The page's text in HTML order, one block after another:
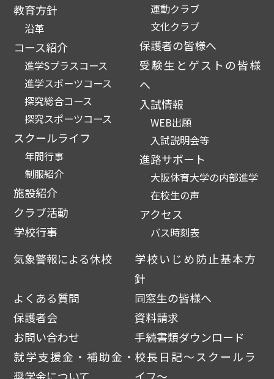
教育方針
沿革
コース紹介
進学Sプラスコース
進学スポーツコース
探究総合コース
探究スポーツコース
スクールライフ
年間行事
制服紹介
施設紹介
クラブ活動
学校行事
運動クラブ
文化クラブ
保護者の皆様へ
受験生とゲストの皆様
へ
入試情報
WEB出願
入試説明会等
進路サポート
大阪体育大学の内部進学
在校生の声
アクセス
バス時刻表
気象警報による休校
学校いじめ防止基本方
針
よくある質問
同窓生の皆様へ
保護者会
資料請求
お問い合わせ
手続書類ダウンロード
就学支援金・補助金・ 校長日記～スクールラ